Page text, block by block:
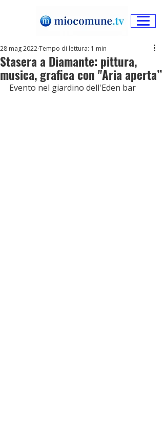
Stasera a Diamante: pittura,
musica, grafica con "Aria aperta”
28 mag 2022Tempo di lettura: 1 min
Evento nel giardino dell'Eden bar